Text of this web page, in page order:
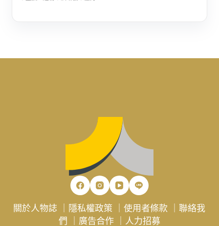
關於人物誌 隱私權政策 ｜使用者條款 ｜聯絡我
們
廣告合作｜ 人力招募